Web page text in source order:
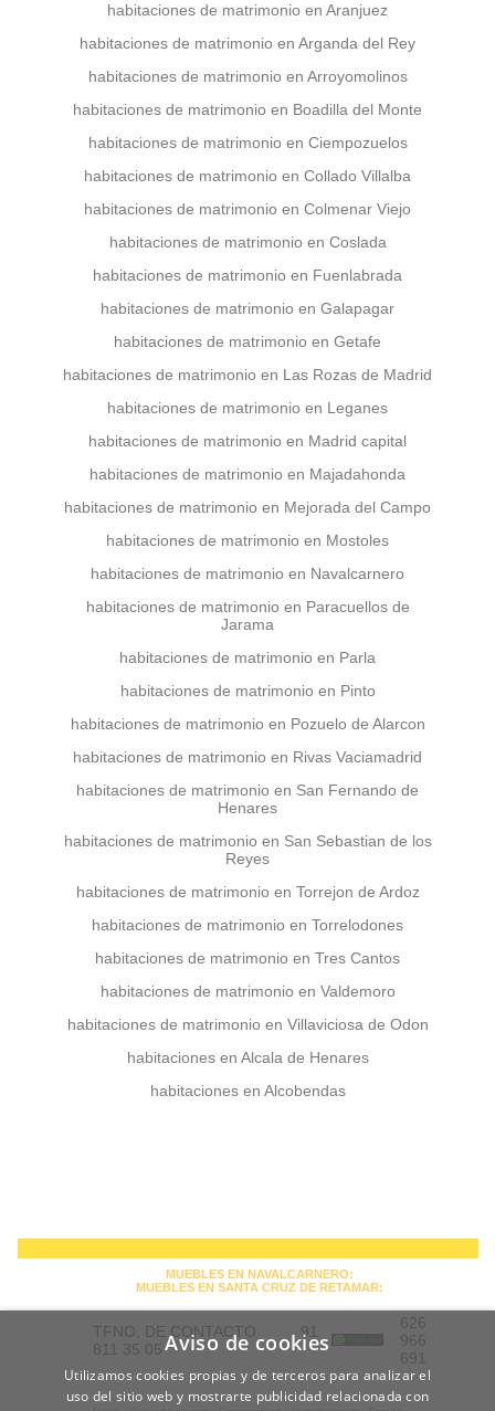
habitaciones de matrimonio en Aranjuez
habitaciones de matrimonio en Arganda del Rey
habitaciones de matrimonio en Arroyomolinos
habitaciones de matrimonio en Boadilla del Monte
habitaciones de matrimonio en Ciempozuelos
habitaciones de matrimonio en Collado Villalba
habitaciones de matrimonio en Colmenar Viejo
habitaciones de matrimonio en Coslada
habitaciones de matrimonio en Fuenlabrada
habitaciones de matrimonio en Galapagar
habitaciones de matrimonio en Getafe
habitaciones de matrimonio en Las Rozas de Madrid
habitaciones de matrimonio en Leganes
habitaciones de matrimonio en Madrid capital
habitaciones de matrimonio en Majadahonda
habitaciones de matrimonio en Mejorada del Campo
habitaciones de matrimonio en Mostoles
habitaciones de matrimonio en Navalcarnero
habitaciones de matrimonio en Paracuellos de
Jarama
habitaciones de matrimonio en Parla
habitaciones de matrimonio en Pinto
habitaciones de matrimonio en Pozuelo de Alarcon
habitaciones de matrimonio en Rivas Vaciamadrid
habitaciones de matrimonio en San Fernando de
Henares
habitaciones de matrimonio en San Sebastian de los
Reyes
habitaciones de matrimonio en Torrejon de Ardoz
habitaciones de matrimonio en Torrelodones
habitaciones de matrimonio en Tres Cantos
habitaciones de matrimonio en Valdemoro
habitaciones de matrimonio en Villaviciosa de Odon
habitaciones en Alcala de Henares
habitaciones en Alcobendas
MUEBLES EN NAVALCARNERO:
MUEBLES EN SANTA CRUZ DE RETAMAR:
TFNO. DE CONTACTO 91
811 35 05
626
966
691
Aviso de cookies
Utilizamos cookies propias y de terceros para analizar el
uso del sitio web y mostrarte publicidad relacionada con